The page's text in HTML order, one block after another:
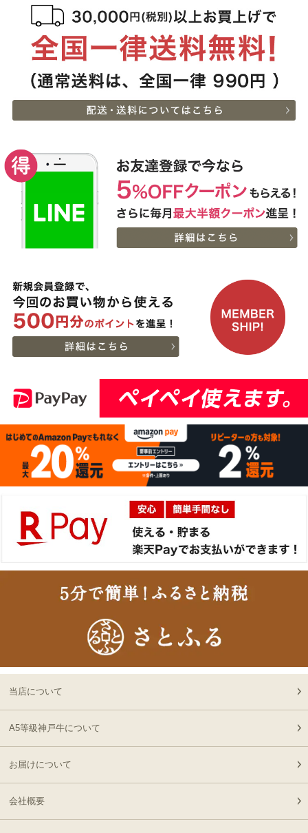
08-07
10:54:00
兵庫県
円 すきやき（リブロー
600g
2026-
08-07
07:20:00
栃木県
[お徳用]アウトレット A5
等級神戸牛 焼肉・BBQ
セット (500g・1kg・
2026-
08-06
22:23:00
広島県
神戸牛ギフトセット 8千
円 しゃぶしゃぶ（バラ・
10
21:40:00
８千円
2026-
08-06
21:18:00
兵庫県
神戸牛カタログギフト
１万５千円
12
08-06
兵庫県
【送料無料】[ギフト]A5
13
08-06
栃木県
[ギフト] A5等級神戸牛
ランプすきやき 200ｇ~
１ｋｇ
2026-
08-06
15:51:00
千葉県
[ギフト] A5等級神戸牛
ランプステーキ 200ｇ
15
2026-
08-06
15:51:00
千葉県
[ギフト] A5等級神戸牛
イチボステーキ 150ｇ(1
枚)
16
2026-
08-06
13:58:00
大阪府
[ギフト]A5等級 神戸牛
プレミアムセット（プレ
ミアムロース[200g]・プ
レミアムもも[200g]）ス
13:58:00
切なお名前のお披露目に
（商品と一緒にご購入下
さい）
18
13:58:00
大阪府 贈り物に最適な高級桐箱
2026-
08-06
13:18:00
大阪府
切なお名前のお披露目に
2026-
08-06
13:18:00
大阪府
神戸牛ギフトセット 1万
円 赤身セット すきやき
アム霜降りもも）450g
2026-
神奈川
神戸牛カタログギフト
22
11:40:00
23
08-06
兵庫県
[お徳用]A5等級 神戸牛
当店について
A5等級神戸牛について
お届けについて
会社概要